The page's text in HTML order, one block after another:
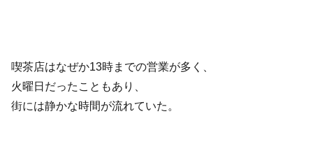
喫茶店はなぜか13時までの営業が多く、
火曜日だったこともあり、
街には静かな時間が流れていた。